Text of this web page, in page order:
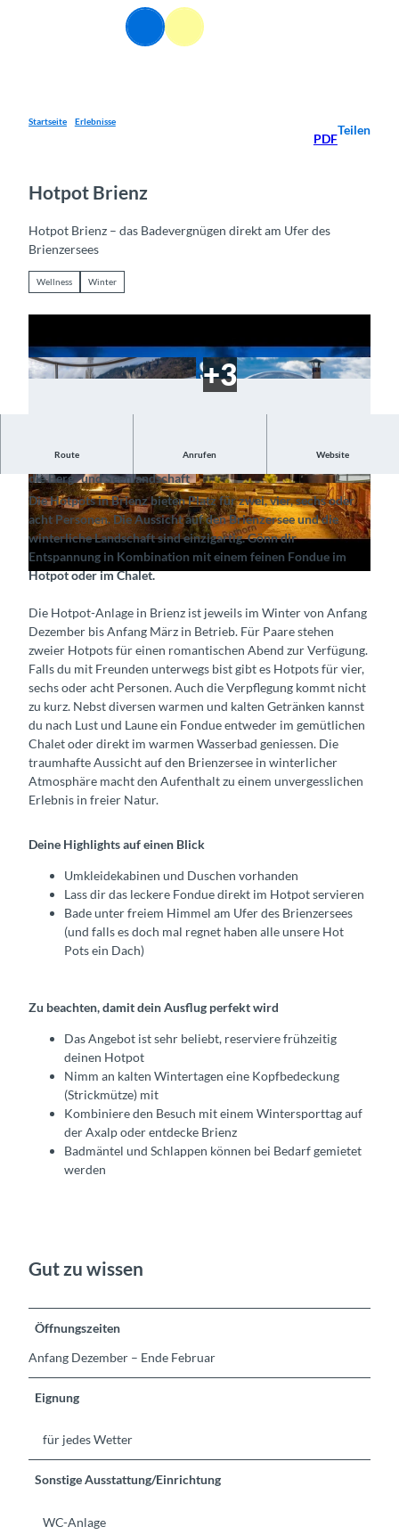
Suche Menü
Startseite Erlebnisse
PDF
Teilen
Hotpot Brienz
Hotpot Brienz – das Badevergnügen direkt am Ufer des
Brienzersees
Wellness Winter
V
i
d
e
o
a
s
p
i
e
l
e
n
© CC-BY-SA
© Interlaken Tourismus, Brienz Tourismus (Sylv
ia Michel) |CC-BY-SA
Route Anrufen Website
Entspanne und geniesse unter freiem Himmel mit Blick auf
die Berg- und Seenlandschaft
Die Hotpots in Brienz bieten Platz für zwei, vier, sechs oder
acht Personen. Die Aussicht auf den Brienzersee und die
winterliche Landschaft sind einzigartig. Gönn dir
Entspannung in Kombination mit einem feinen Fondue im
Hotpot oder im Chalet.
Die Hotpot-Anlage in Brienz ist jeweils im Winter von Anfang
Dezember bis Anfang März in Betrieb. Für Paare stehen
zweier Hotpots für einen romantischen Abend zur Verfügung.
Falls du mit Freunden unterwegs bist gibt es Hotpots für vier,
sechs oder acht Personen. Auch die Verpflegung kommt nicht
zu kurz. Nebst diversen warmen und kalten Getränken kannst
du nach Lust und Laune ein Fondue entweder im gemütlichen
Chalet oder direkt im warmen Wasserbad geniessen. Die
traumhafte Aussicht auf den Brienzersee in winterlicher
Atmosphäre macht den Aufenthalt zu einem unvergesslichen
Erlebnis in freier Natur.
Deine Highlights auf einen Blick
Umkleidekabinen und Duschen vorhanden
Lass dir das leckere Fondue direkt im Hotpot servieren
Bade unter freiem Himmel am Ufer des Brienzersees
(und falls es doch mal regnet haben alle unsere Hot
Pots ein Dach)
Zu beachten, damit dein Ausflug perfekt wird
Das Angebot ist sehr beliebt, reserviere frühzeitig
deinen Hotpot
Nimm an kalten Wintertagen eine Kopfbedeckung
(Strickmütze) mit
Kombiniere den Besuch mit einem Wintersporttag auf
der Axalp oder entdecke Brienz
Badmäntel und Schlappen können bei Bedarf gemietet
werden
Gut zu wissen
Öffnungszeiten
Anfang Dezember – Ende Februar
Eignung
für jedes Wetter
Sonstige Ausstattung/Einrichtung
WC-Anlage